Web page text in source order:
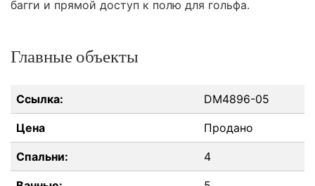
багги и прямой доступ к полю для гольфа.
Главные объекты
Ссылка: DM4896-05
Цена Продано
Спальни: 4